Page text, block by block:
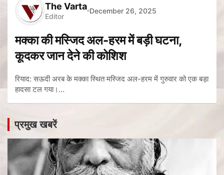
The Varta
Editor
December 26, 2025
मक्का की मस्जिद अल-हरम में बड़ी घटना,
कूदकर जान देने की कोशिश
रियाद: सऊदी अरब के मक्का स्थित मस्जिद अल-हरम में गुरुवार को एक बड़ा
हादसा टल गया।…
प्रमुख खबरें